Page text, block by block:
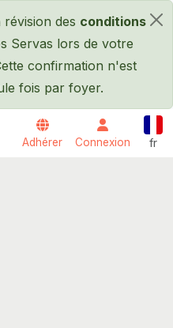
Passer au contenu principal
×
des conditions
Servas lors de votre
confirmation n'est
fois par foyer.
Adhérer Connexion fr